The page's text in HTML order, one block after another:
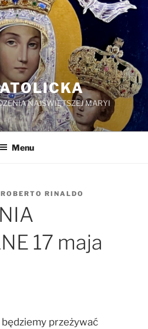
NAJŚWIĘTSZEJ MARYI
Menu
ROBERTO RINALDO
17 maja
przeżywać